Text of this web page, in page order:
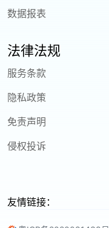
数据报表
法律法规
服务条款
隐私政策
免责声明
侵权投诉
友情链接：